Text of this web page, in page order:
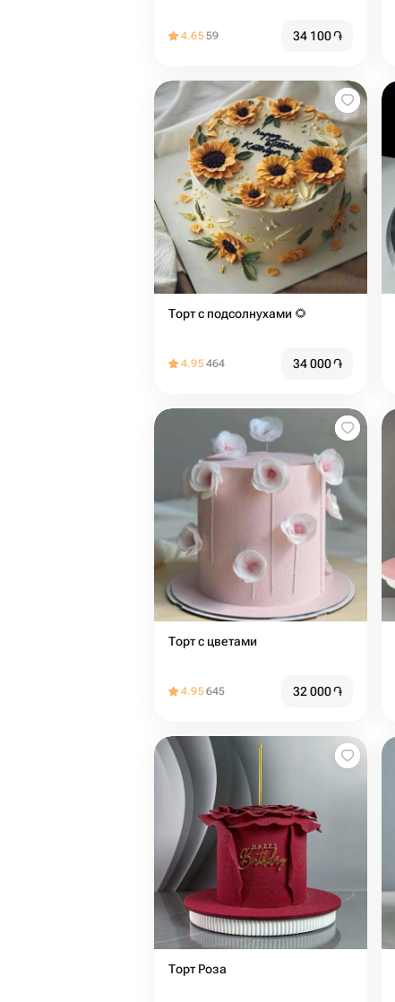
4.6559 34 100֏
Торт с подсолнухами 🌻
4.95464 34 000֏
Торт с цветами
4.95645 32 000֏
Торт Роза